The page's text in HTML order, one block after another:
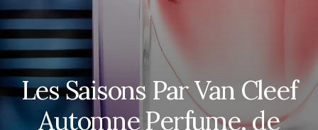
Les Saisons Par Van Cleef
Automne Perfume, de